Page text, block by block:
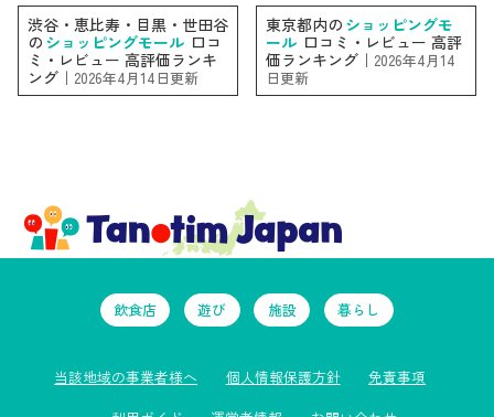
渋谷・恵比寿・目黒・世田谷
の ショッピングモール 口コ
ミ・レビュー 高評価ランキ
ング｜ 2026年4月14日更新
東京都内の ショッピングモ
ール 口コミ・レビュー 高評
価ランキング｜ 2026年4月14
日更新
飲食店 遊び 施設 暮らし
当該地域の事業者様へ 個人情報保護方針
免責事項